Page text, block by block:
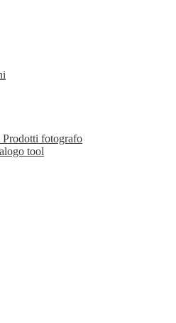
Prodotti fotografo
tool